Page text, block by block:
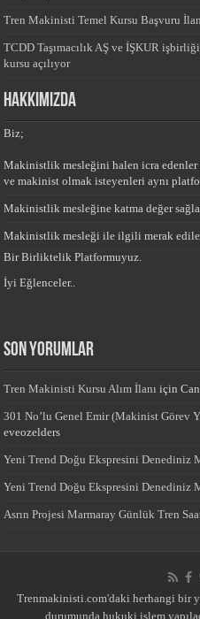
Tren Makinisti Temel Kursu Başvuru
TCDD Taşımacılık AŞ ve İŞKUR
kursu açılıyor
HAKKIMIZDA
Biz;
Makinistlik mesleğini halen icra
ve makinist olmak isteyenleri aynı
Makinistlik mesleğine katma değer
Makinistlik mesleği ile ilgili merak
Bir Birliktelik Platformuyuz.
İyi Eğlenceler..
Son yorumlar
Tren Makinisti Kursu Alım İlanı için
301 No’lu Genel Emir (Makinist Görev
eveozelders
Yeni Trend Doğu Ekspresini Denediniz
Yeni Trend Doğu Ekspresini Denediniz
Asrın Projesi Marmaray Günlük Tren
Trenmakinisti.com'daki herhangi bir
durumunda hukuki işlem